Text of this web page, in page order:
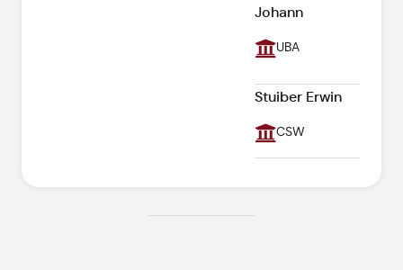
Johann
UBA
Stuiber Erwin
CSW